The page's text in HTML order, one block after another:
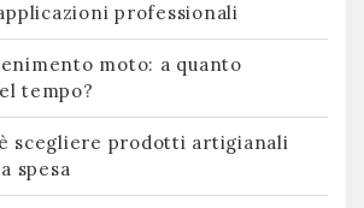
professionali
moto: a quanto
tempo?
scegliere prodotti artigianali
spesa